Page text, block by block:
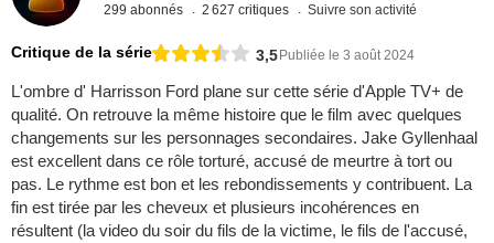
299 abonnés 2 627 critiques Suivre son activité
Critique de la série 3,5Publiée le 3 août 2024
L'ombre d' Harrisson Ford plane sur cette série d'Apple TV+ de
qualité. On retrouve la même histoire que le film avec quelques
changements sur les personnages secondaires. Jake Gyllenhaal
est excellent dans ce rôle torturé, accusé de meurtre à tort ou
pas. Le rythme est bon et les rebondissements y contribuent. La
fin est tirée par les cheveux et plusieurs incohérences en
résultent (la video du soir du fils de la victime, le fils de l'accusé,